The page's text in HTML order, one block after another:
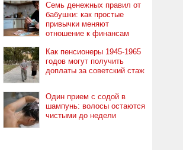
Семь денежных правил от
бабушки: как простые
привычки меняют
отношение к финансам
Как пенсионеры 1945-1965
годов могут получить
доплаты за советский стаж
Один прием с содой в
шампунь: волосы остаются
чистыми до недели